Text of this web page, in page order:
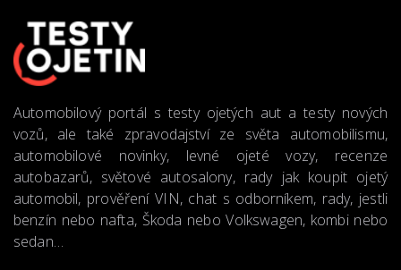
Automobilový portál s testy ojetých aut a testy nových
vozů, ale také zpravodajství ze světa automobilismu,
automobilové novinky, levné ojeté vozy, recenze
autobazarů, světové autosalony, rady jak koupit ojetý
automobil, prověření VIN, chat s odborníkem, rady, jestli
benzín nebo nafta, Škoda nebo Volkswagen, kombi nebo
sedan…